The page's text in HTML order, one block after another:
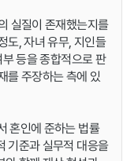
실질이 존재했는지를
도, 자녀 유무, 지인들
등을 종합적으로 판
를 주장하는 측에 있
혼인에 준하는 법률
기준과 실무적 대응을